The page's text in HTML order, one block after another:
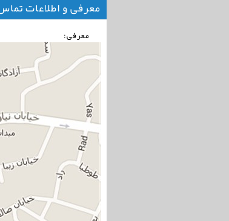
معرفی و اطلاعات
معرفی: